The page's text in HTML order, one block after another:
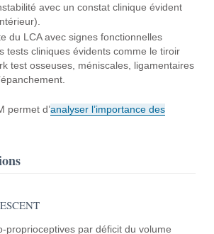
avec un constat clinique évident
du LCA avec signes fonctionnelles
tests cliniques évidents comme le tiroir
test osseuses, méniscales, ligamentaires
permet d’analyser l’importance des
proprioceptives par déficit du volume